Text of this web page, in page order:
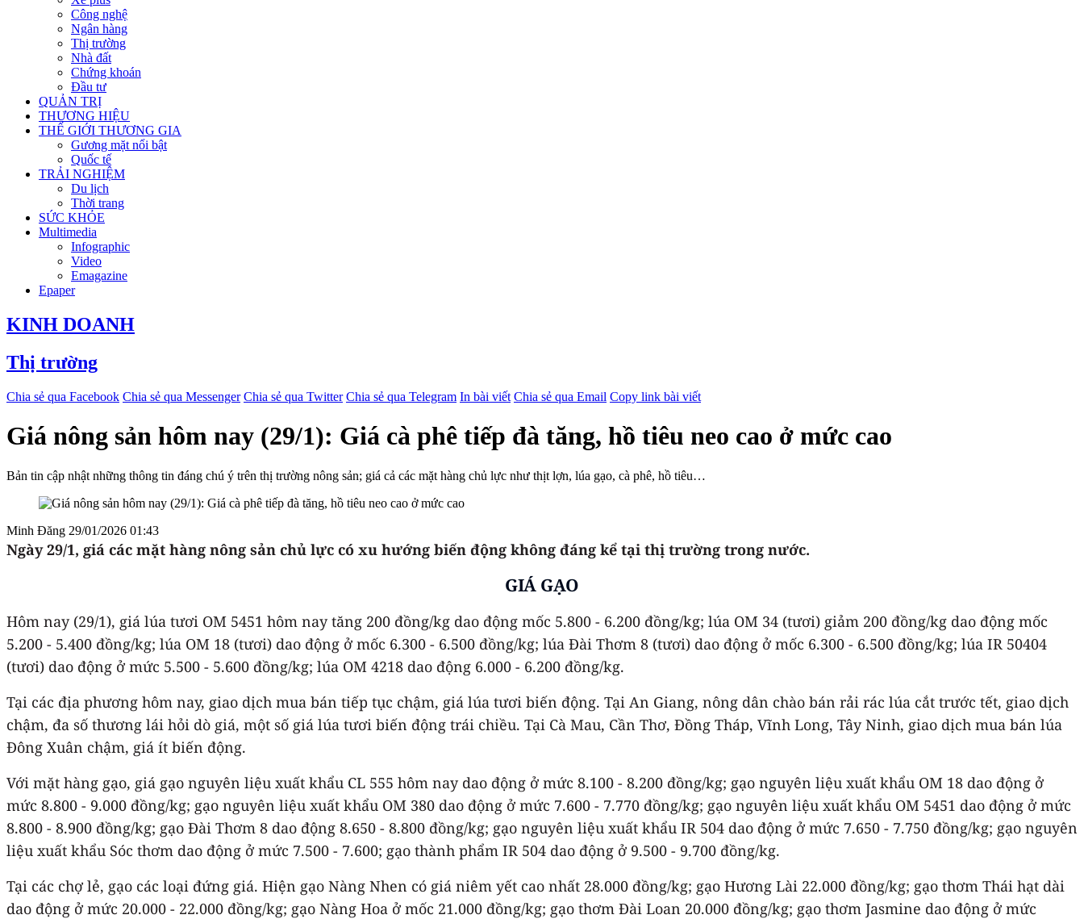
Công nghệ
Ngân hàng
Thị trường
Nhà đất
Chứng khoán
Đầu tư
QUẢN TRỊ
THƯƠNG HIỆU
THẾ GIỚI THƯƠNG GIA
Gương mặt nổi bật
Quốc tế
TRẢI NGHIỆM
Du lịch
Thời trang
SỨC KHỎE
Multimedia
Infographic
Video
Emagazine
Epaper
KINH DOANH
Thị trường
Chia sẻ qua Facebook Chia sẻ qua Messenger Chia sẻ qua Twitter Chia sẻ qua Telegram In bài viết Chia sẻ qua Email Copy link bài viết
Giá nông sản hôm nay (29/1): Giá cà phê tiếp đà tăng, hồ tiêu neo cao ở mức cao
Bản tin cập nhật những thông tin đáng chú ý trên thị trường nông sản; giá cả các mặt hàng chủ lực như thịt lợn, lúa gạo, cà phê, hồ tiêu…
Minh Đăng 29/01/2026 01:43
Ngày 29/1, giá các mặt hàng nông sản chủ lực có xu hướng biến động không đáng kể tại thị trường trong nước.
GIÁ GẠO
Hôm nay (29/1), giá lúa tươi OM 5451 hôm nay tăng 200 đồng/kg dao động mốc 5.800 - 6.200 đồng/kg; lúa OM 34 (tươi) giảm 200 đồng/kg dao động mốc
5.200 - 5.400 đồng/kg; lúa OM 18 (tươi) dao động ở mốc 6.300 - 6.500 đồng/kg; lúa Đài Thơm 8 (tươi) dao động ở mốc 6.300 - 6.500 đồng/kg; lúa IR 50404
(tươi) dao động ở mức 5.500 - 5.600 đồng/kg; lúa OM 4218 dao động 6.000 - 6.200 đồng/kg.
Tại các địa phương hôm nay, giao dịch mua bán tiếp tục chậm, giá lúa tươi biến động. Tại An Giang, nông dân chào bán rải rác lúa cắt trước tết, giao dịch
chậm, đa số thương lái hỏi dò giá, một số giá lúa tươi biến động trái chiều. Tại Cà Mau, Cần Thơ, Đồng Tháp, Vĩnh Long, Tây Ninh, giao dịch mua bán lúa
Đông Xuân chậm, giá ít biến động.
Với mặt hàng gạo, giá gạo nguyên liệu xuất khẩu CL 555 hôm nay dao động ở mức 8.100 - 8.200 đồng/kg; gạo nguyên liệu xuất khẩu OM 18 dao động ở
mức 8.800 - 9.000 đồng/kg; gạo nguyên liệu xuất khẩu OM 380 dao động ở mức 7.600 - 7.770 đồng/kg; gạo nguyên liệu xuất khẩu OM 5451 dao động ở mức
8.800 - 8.900 đồng/kg; gạo Đài Thơm 8 dao động 8.650 - 8.800 đồng/kg; gạo nguyên liệu xuất khẩu IR 504 dao động ở mức 7.650 - 7.750 đồng/kg; gạo nguyên
liệu xuất khẩu Sóc thơm dao động ở mức 7.500 - 7.600; gạo thành phẩm IR 504 dao động ở 9.500 - 9.700 đồng/kg.
Tại các chợ lẻ, gạo các loại đứng giá. Hiện gạo Nàng Nhen có giá niêm yết cao nhất 28.000 đồng/kg; gạo Hương Lài 22.000 đồng/kg; gạo thơm Thái hạt dài
dao động ở mức 20.000 - 22.000 đồng/kg; gạo Nàng Hoa ở mốc 21.000 đồng/kg; gạo thơm Đài Loan 20.000 đồng/kg; gạo thơm Jasmine dao động ở mức